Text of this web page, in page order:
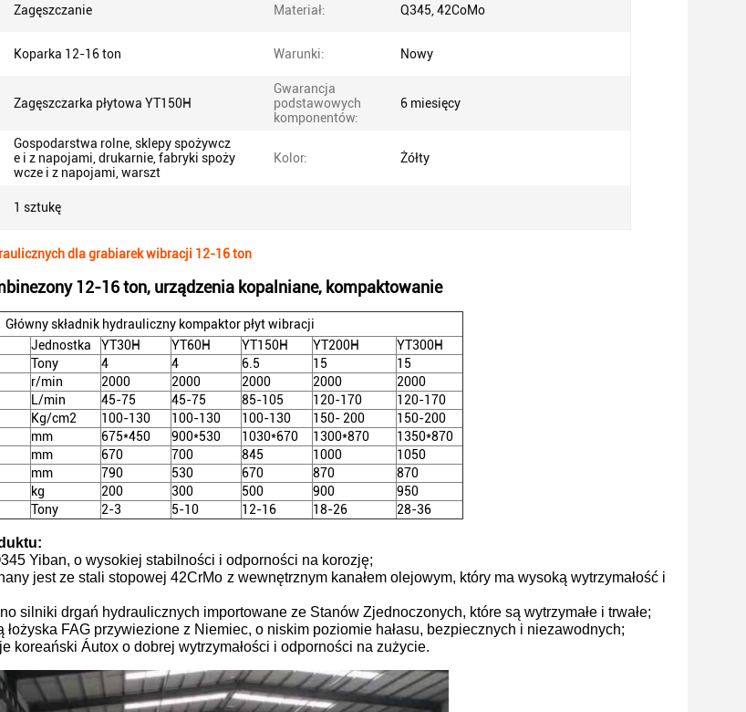
Zagęszczanie Materiał: Q345, 42CoMo
Koparka 12-16 ton Warunki: Nowy
Zagęszczarka płytowa YT150H
Gwarancja
podstawowych
komponentów:
6 miesięcy
Gospodarstwa rolne, sklepy spożywcz
e i z napojami, drukarnie, fabryki spoży
wcze i z napojami, warszt
Kolor: Żółty
1 sztukę
dla grabiarek wibracji 12-16 ton
12-16 ton, urządzenia kopalniane, kompaktowanie
Główny składnik hydrauliczny kompaktor płyt wibracji
Jednostka YT30H YT60H YT150H YT200H
YT300H
Tony 4 4 6.5 15
15
r/min 2000 2000 2000 2000
2000
L/min 45-75 45-75 85-105 120-170
120-170
Kg/cm2 100-130 100-130 100-130 150- 200
150-200
mm 675*450 900*530 1030*670 1300*870
1350*870
mm 670 700 845 1000
1050
mm 790 530 670 870
870
kg 200 300 500 900
950
Tony 2-3 5-10 12-16 18-26 28-36
Yiban, o wysokiej stabilności i odporności na korozję;
jest ze stali stopowej 42CrMo z wewnętrznym kanałem olejowym, który ma wysoką wytrzymałość i
silniki drgań hydraulicznych importowane ze Stanów Zjednoczonych, które są wytrzymałe i trwałe;
łożyska FAG przywiezione z Niemiec, o niskim poziomie hałasu, bezpiecznych i niezawodnych;
koreański Áutox o dobrej wytrzymałości i odporności na zużycie.